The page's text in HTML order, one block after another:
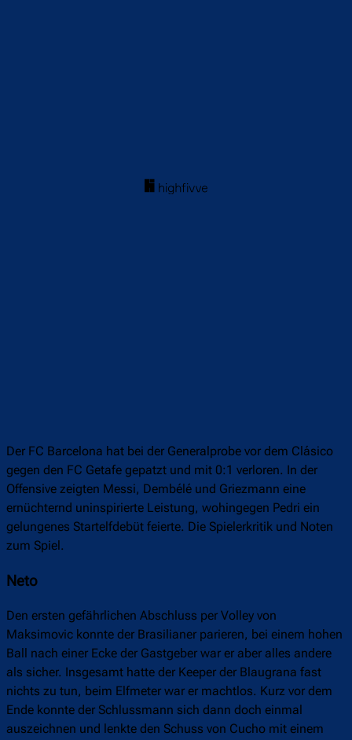
Der FC Barcelona hat bei der Generalprobe vor dem Clásico
gegen den FC Getafe gepatzt und mit 0:1 verloren. In der
Offensive zeigten Messi, Dembélé und Griezmann eine
ernüchternd uninspirierte Leistung, wohingegen Pedri ein
gelungenes Startelfdebüt feierte. Die Spielerkritik und Noten
zum Spiel.
Neto
Den ersten gefährlichen Abschluss per Volley von
Maksimovic konnte der Brasilianer parieren, bei einem hohen
Ball nach einer Ecke der Gastgeber war er aber alles andere
als sicher. Insgesamt hatte der Keeper der Blaugrana fast
nichts zu tun, beim Elfmeter war er machtlos. Kurz vor dem
Ende konnte der Schlussmann sich dann doch einmal
auszeichnen und lenkte den Schuss von Cucho mit einem